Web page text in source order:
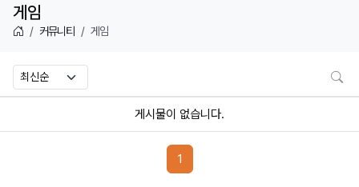
게임
커뮤니티 게임
게시물이 없습니다.
1